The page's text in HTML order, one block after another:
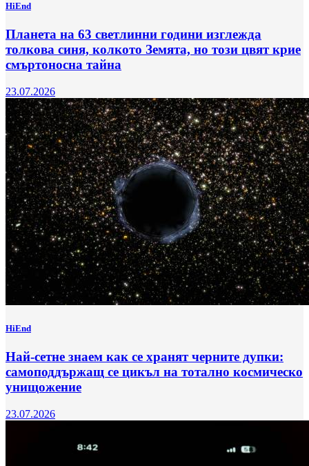
HiEnd
Планета на 63 светлинни години изглежда
толкова синя, колкото Земята, но този цвят крие
смъртоносна тайна
23.07.2026
HiEnd
Най-сетне знаем как се хранят черните дупки:
самоподдържащ се цикъл на тотално космическо
унищожение
23.07.2026